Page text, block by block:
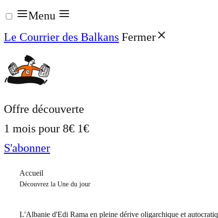
Aller
au
contenu
Menu
Le Courrier des Balkans Fermer
Offre découverte
1 mois pour 8€ 1€
S'abonner
Accueil
Découvrez la Une du jour
L'Albanie d'Edi Rama en pleine dérive oligarchique et